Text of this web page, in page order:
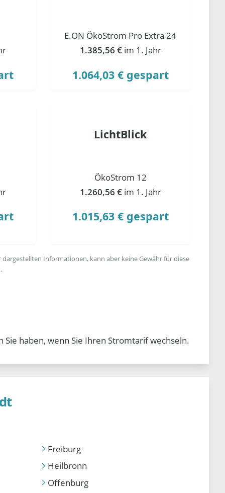
E.ON ÖkoStrom Pro Extra 24
1.385,56 € im 1. Jahr
1.064,03 € gespart
LichtBlick
ÖkoStrom 12
1.260,56 € im 1. Jahr
1.015,63 € gespart
Informationen, kann aber keine Gewähr für diese
haben, wenn Sie Ihren Stromtarif wechseln.
Freiburg
Heilbronn
Offenburg